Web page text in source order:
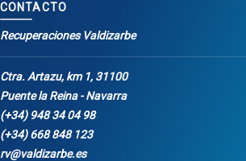
CONTACTO
Recuperaciones Valdizarbe
Ctra. Artazu, km 1, 31100
Puente la Reina - Navarra
(+34) 948 34 04 98
(+34) 668 848 123
rv@valdizarbe.es